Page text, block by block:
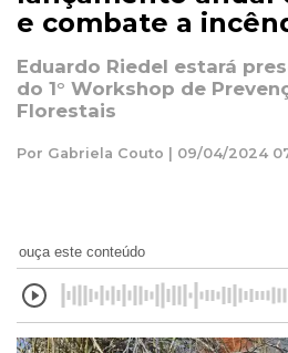
e combate a
Eduardo Riedel estará
do 1° Workshop de
Florestais
Por Gabriela Couto | 09/04/2024
ouça este conteúdo